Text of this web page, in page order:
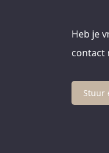
Heb je
contact
Stuur